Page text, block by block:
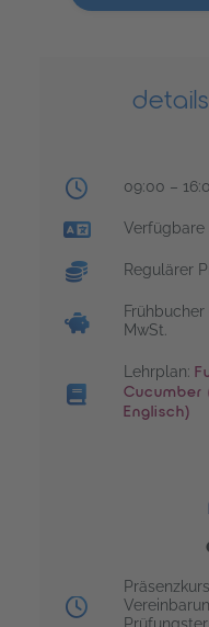
09:00 –
Verfügbare
Regulärer
Frühbucher
MwSt.
Lehrplan:
Cucumber
Englisch)